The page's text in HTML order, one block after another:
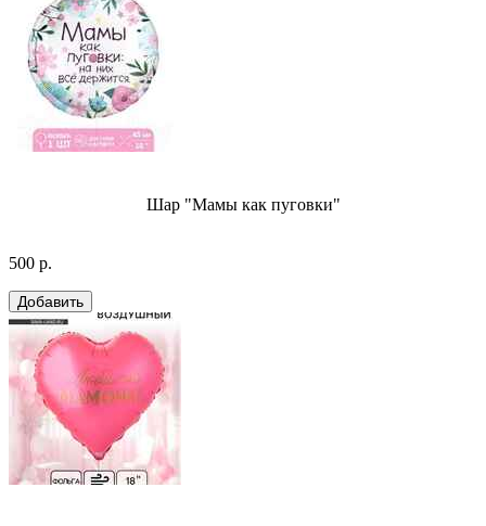
Шар "Мамы как пуговки"
500 р.